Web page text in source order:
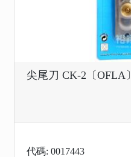
尖尾刀 CK-2〔OFLA〕
代碼: 0017443